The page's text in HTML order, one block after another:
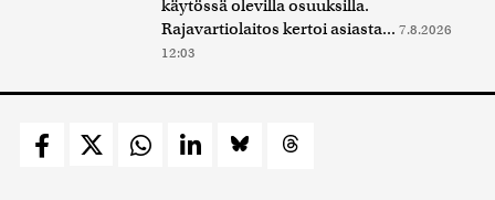
käytössä olevilla osuuksilla.
Rajavartiolaitos kertoi asiasta... 7.8.2026
12:03